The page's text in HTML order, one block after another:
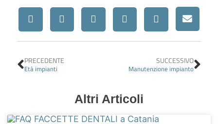
Precedente
PRECEDENTE
Età impianti
SUCCESSIVO
Manutenzione impianto
Altri Articoli